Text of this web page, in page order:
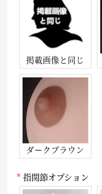
掲載画像と同じ
ダークブラウン
指関節オプション